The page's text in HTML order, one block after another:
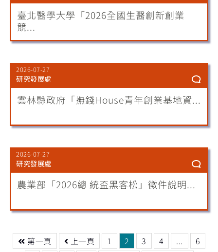
臺北醫學大學「2026全國生醫創新創業
競...
2026-07-27
研究發展處
雲林縣政府「撫錢House青年創業基地資...
2026-07-27
研究發展處
農業部「2026總 統盃黑客松」徵件說明...
第一頁 上一頁 1 2 3 4 ...
6